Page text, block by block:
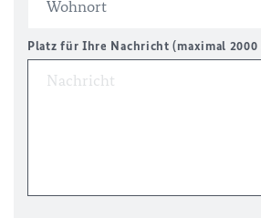
Platz für Ihre Nachricht (maximal 2000